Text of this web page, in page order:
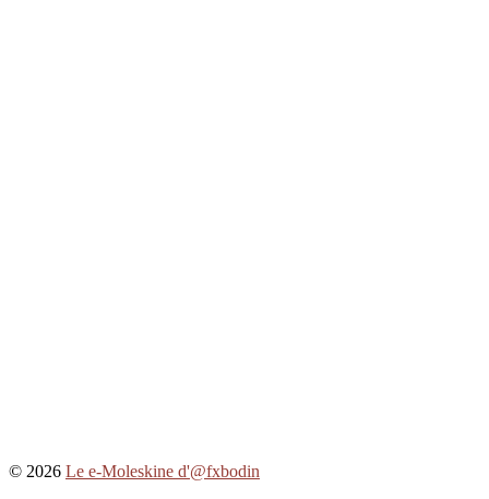
© 2026 Le e-Moleskine d'@fxbodin